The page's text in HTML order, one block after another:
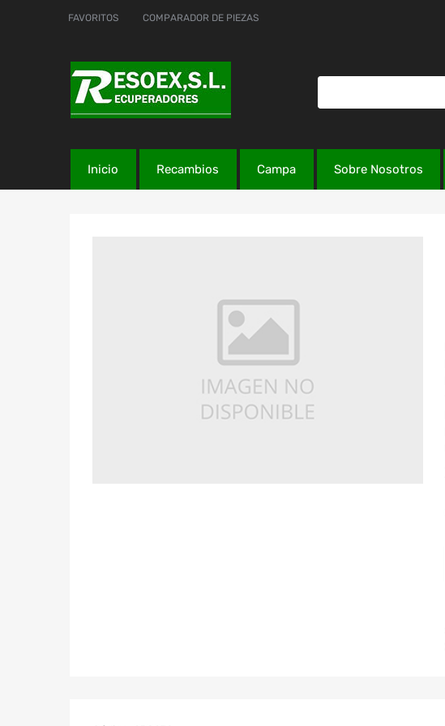
FAVORITOS COMPARADOR DE PIEZAS
Inicio Recambios Campa Sobre Nosotros